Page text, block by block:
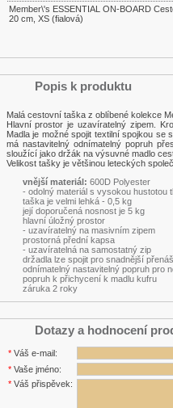
Member\'s ESSENTIAL ON-BOARD
20 cm, XS (fialová)
Popis k produktu
Malá cestovní taška z oblíbené kolekce
Hlavní prostor je uzavíratelný zipem.
Madla je možné spojit textilní spojkou se
má nastavitelný odnímatelný popruh
sloužící jako držák na výsuvné madlo
Velikost tašky je většinou leteckých
vnější materiál: 600D Polyester
- odolný materiál s vysokou hustotou
taška je velmi lehká - 0,5 kg
její doporučená nosnost je 5 kg
hlavní úložný prostor
- uzavíratelný na masivním zipem
prostorná přední kapsa
- uzavíratelná na samostatný zip
držadla lze spojit pro snadnější
odnímatelný nastavitelný popruh pro
popruh k přichycení k madlu kufru
záruka 2 roky
Dotazy a hodnocení
*Váš e-mail:
*Vaše jméno:
*Váš přispěvek: